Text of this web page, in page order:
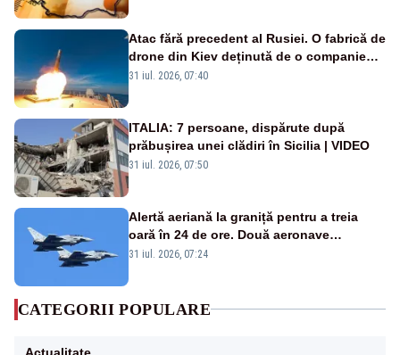
Atac fără precedent al Rusiei. O fabrică de
drone din Kiev deținută de o companie
americană, distrusă de o rachetă
31 iul. 2026, 07:40
ITALIA: 7 persoane, dispărute după
prăbușirea unei clădiri în Sicilia | VIDEO
31 iul. 2026, 07:50
Alertă aeriană la graniță pentru a treia
oară în 24 de ore. Două aeronave
Eurofighter britanice au fost ridicate de la
31 iul. 2026, 07:24
CATEGORII POPULARE
Actualitate